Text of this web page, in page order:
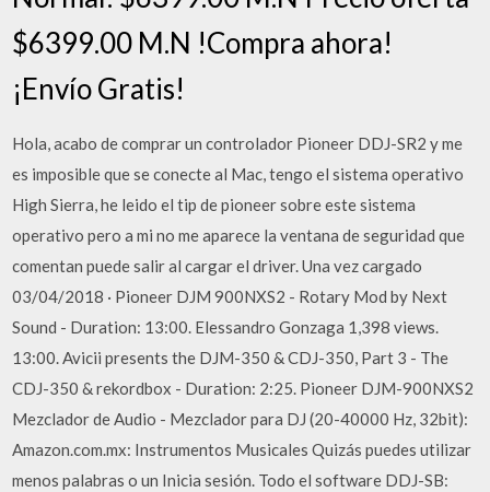
$6399.00 M.N !Compra ahora!
¡Envío Gratis!
Hola, acabo de comprar un controlador Pioneer DDJ-SR2 y me
es imposible que se conecte al Mac, tengo el sistema operativo
High Sierra, he leido el tip de pioneer sobre este sistema
operativo pero a mi no me aparece la ventana de seguridad que
comentan puede salir al cargar el driver. Una vez cargado
03/04/2018 · Pioneer DJM 900NXS2 - Rotary Mod by Next
Sound - Duration: 13:00. Elessandro Gonzaga 1,398 views.
13:00. Avicii presents the DJM-350 & CDJ-350, Part 3 - The
CDJ-350 & rekordbox - Duration: 2:25. Pioneer DJM-900NXS2
Mezclador de Audio - Mezclador para DJ (20-40000 Hz, 32bit):
Amazon.com.mx: Instrumentos Musicales Quizás puedes utilizar
menos palabras o un Inicia sesión. Todo el software DDJ-SB: